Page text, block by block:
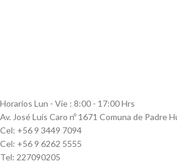
Horarios Lun - Vie : 8:00 - 17:00 Hrs
Av. José Luis Caro nº 1671 Comuna de Padre
Cel: +56 9 3449 7094
Cel: +56 9 6262 5555
Tel: 227090205